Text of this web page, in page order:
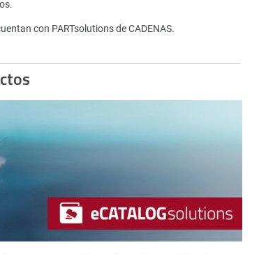
con PARTsolutions de CADENAS.